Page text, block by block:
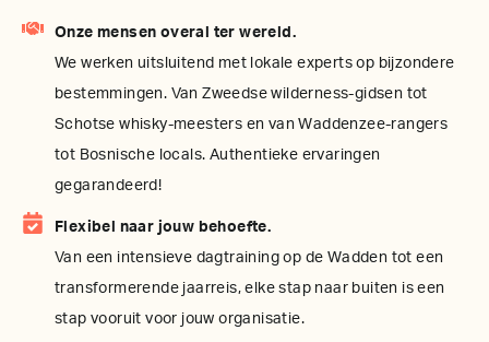
Onze mensen overal ter wereld.
We werken uitsluitend met lokale experts op bijzondere
bestemmingen. Van Zweedse wilderness-gidsen tot
Schotse whisky-meesters en van Waddenzee-rangers
tot Bosnische locals. Authentieke ervaringen
gegarandeerd!
Flexibel naar jouw behoefte.
Van een intensieve dagtraining op de Wadden tot een
transformerende jaarreis, elke stap naar buiten is een
stap vooruit voor jouw organisatie.